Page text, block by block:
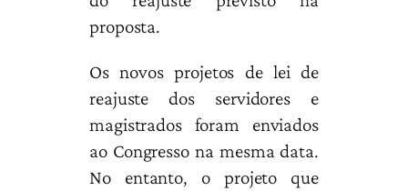
proposta.
Os novos projetos de lei de
reajuste dos servidores e
magistrados foram enviados
ao Congresso na mesma data.
No entanto, o projeto que